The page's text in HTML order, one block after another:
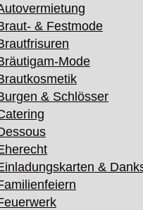
& Festmode
Mode
& Schlösser
&